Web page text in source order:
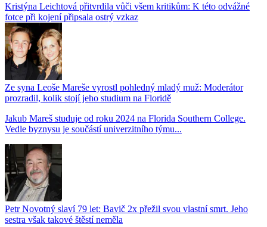
Kristýna Leichtová přitvrdila vůči všem kritikům: K této odvážné
fotce při kojení připsala ostrý vzkaz
Ze syna Leoše Mareše vyrostl pohledný mladý muž: Moderátor
prozradil, kolik stojí jeho studium na Floridě
Jakub Mareš studuje od roku 2024 na Florida Southern College.
Vedle byznysu je součástí univerzitního týmu...
Petr Novotný slaví 79 let: Bavič 2x přežil svou vlastní smrt. Jeho
sestra však takové štěstí neměla